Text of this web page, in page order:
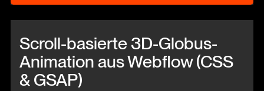
Scroll-basierte 3D-Globus-
Animation aus Webflow (CSS
& GSAP)